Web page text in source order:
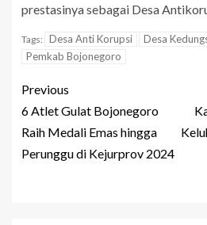
prestasinya sebagai Desa
Tags: Desa Anti Korupsi
Desa
Pemkab Bojonegoro
Previous
6 Atlet Gulat Bojonegoro
Raih Medali Emas hingga
Perunggu di Kejurprov 2024